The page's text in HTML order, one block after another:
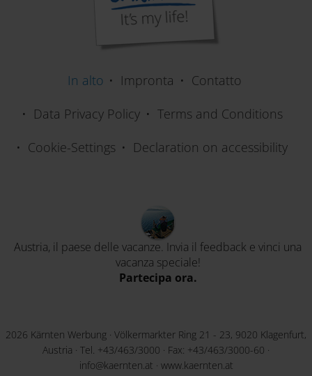
In alto Impronta
Contatto
Data Privacy Policy
Terms and Conditions
Cookie-Settings
Declaration on accessibility
Austria, il paese delle vacanze. Invia il feedback e vinci una
vacanza speciale!
Partecipa ora.
2026 Kärnten Werbung · Völkermarkter Ring 21 - 23, 9020 Klagenfurt,
Austria · Tel. +43/463/3000 · Fax: +43/463/3000-60 ·
info@kaernten.at · www.kaernten.at